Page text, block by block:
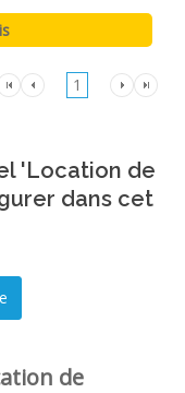
1
'Location de
dans cet
de